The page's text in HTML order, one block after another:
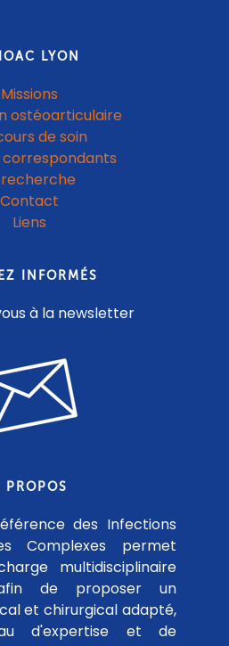
LYON
Missions
ostéoarticulaire
de soin
recherche
Contact
Liens
INFORMÉS
à la newsletter
PROPOS
des Infections
Complexes permet
multidisciplinaire
afin de proposer un
et chirurgical adapté,
d'expertise et de